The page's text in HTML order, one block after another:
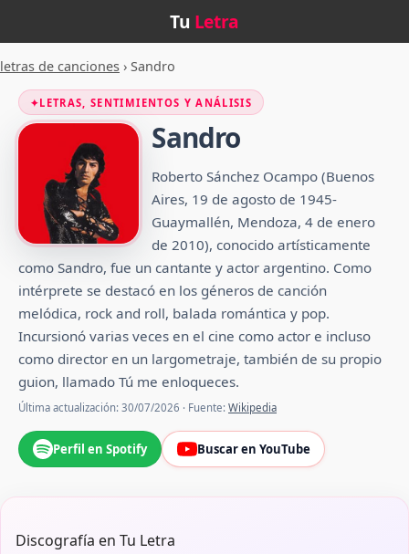
Tu Letra
letras de canciones › Sandro
✦LETRAS, SENTIMIENTOS Y ANÁLISIS
Sandro
Roberto Sánchez Ocampo (Buenos
Aires, 19 de agosto de 1945-
Guaymallén, Mendoza, 4 de enero
de 2010),​ conocido artísticamente
como Sandro, fue un cantante y actor argentino. Como
intérprete se destacó en los géneros de canción
melódica, rock and roll, balada romántica y pop.
Incursionó varias veces en el cine como actor e incluso
como director en un largometraje, también de su propio
guion, llamado Tú me enloqueces.
Última actualización: 30/07/2026 · Fuente: Wikipedia
Perfil en Spotify Buscar en YouTube
Discografía en Tu Letra